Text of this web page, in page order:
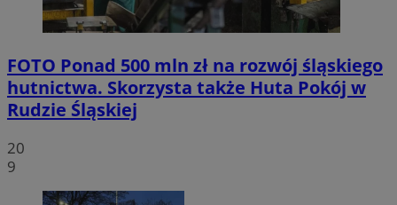
FOTO Ponad 500 mln zł na rozwój śląskiego
hutnictwa. Skorzysta także Huta Pokój w
Rudzie Śląskiej
20
9